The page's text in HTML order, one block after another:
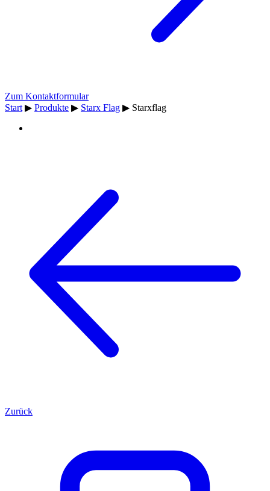
Zum Kontaktformular
Start ▶ Produkte ▶ Starx Flag ▶ Starxflag
Zurück